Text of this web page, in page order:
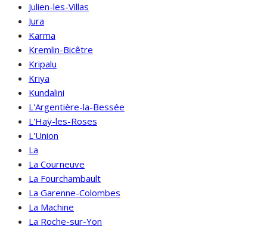
Julien-les-Villas
Jura
Karma
Kremlin-Bicêtre
Kripalu
Kriya
Kundalini
L'Argentière-la-Bessée
L'Haÿ-les-Roses
L'Union
La
La Courneuve
La Fourchambault
La Garenne-Colombes
La Machine
La Roche-sur-Yon